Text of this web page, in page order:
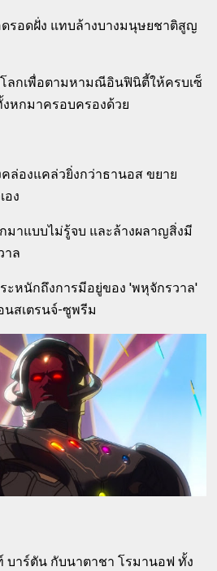
รอดฝั่ง แทบล้างบางมนุษยชาติสูญ
ลกเพื่อตามหามณีอินฟินิตี้ให้ครบเซ็
หกมาครอบครองด้วย
ล่องแคล่วยิ่งกว่าธานอส ขยาย
อง
มาแบบไม่รู้จบ และล้างผลาญสิ่งมี
าล
หนักถึงการมีอยู่ของ 'พหุจักรวาล'
นสเตรนจ์-ซูพรีม
บาร์ตัน กับนาตาชา โรมานอฟ ทั้ง